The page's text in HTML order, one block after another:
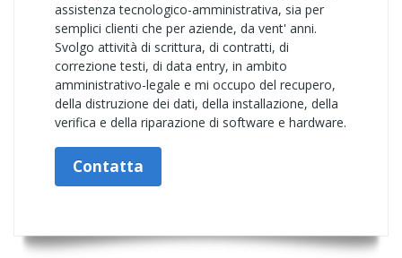
assistenza tecnologico-amministrativa, sia per
semplici clienti che per aziende, da vent' anni.
Svolgo attività di scrittura, di contratti, di
correzione testi, di data entry, in ambito
amministrativo-legale e mi occupo del recupero,
della distruzione dei dati, della installazione, della
verifica e della riparazione di software e hardware.
Contatta